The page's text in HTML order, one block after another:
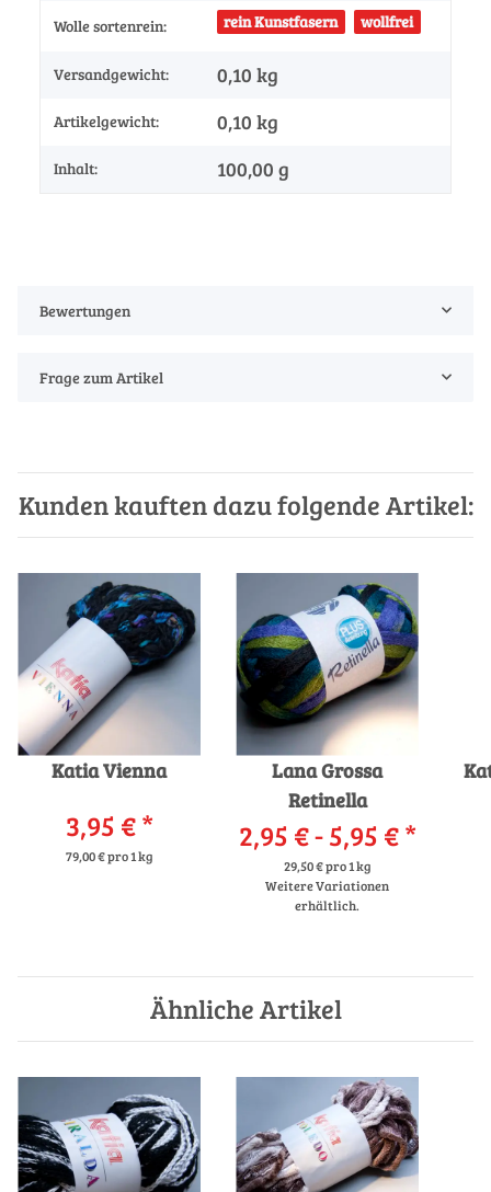
Wolle sortenrein: rein Kunstfasern wollfrei
Versandgewicht: 0,10 kg
Artikelgewicht: 0,10 kg
Inhalt: 100,00 g
Bewertungen
Frage zum Artikel
Kunden kauften dazu folgende Artikel:
Katia Vienna
3,95 €*
79,00 € pro 1 kg
Lana Grossa
Retinella
2,95 € -5,95 €*
29,50 € pro 1 kg
Weitere Variationen
erhältlich.
Ähnliche Artikel